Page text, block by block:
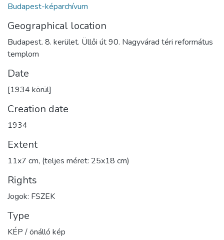
Budapest-képarchívum
Geographical location
Budapest. 8. kerület. Üllői út 90. Nagyvárad téri református
templom
Date
[1934 körül]
Creation date
1934
Extent
11x7 cm, (teljes méret: 25x18 cm)
Rights
Jogok: FSZEK
Type
KÉP / önálló kép